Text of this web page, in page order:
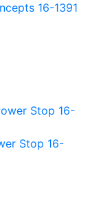
16-1391
Stop 16-